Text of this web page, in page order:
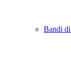
Bandi